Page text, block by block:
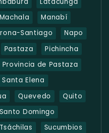
Machala
Manabí
Santiago
Napo
Pastaza
Pichincha
Provincia de Pastaza
Elena
Quevedo
Quito
Santo Domingo
Sucumbios